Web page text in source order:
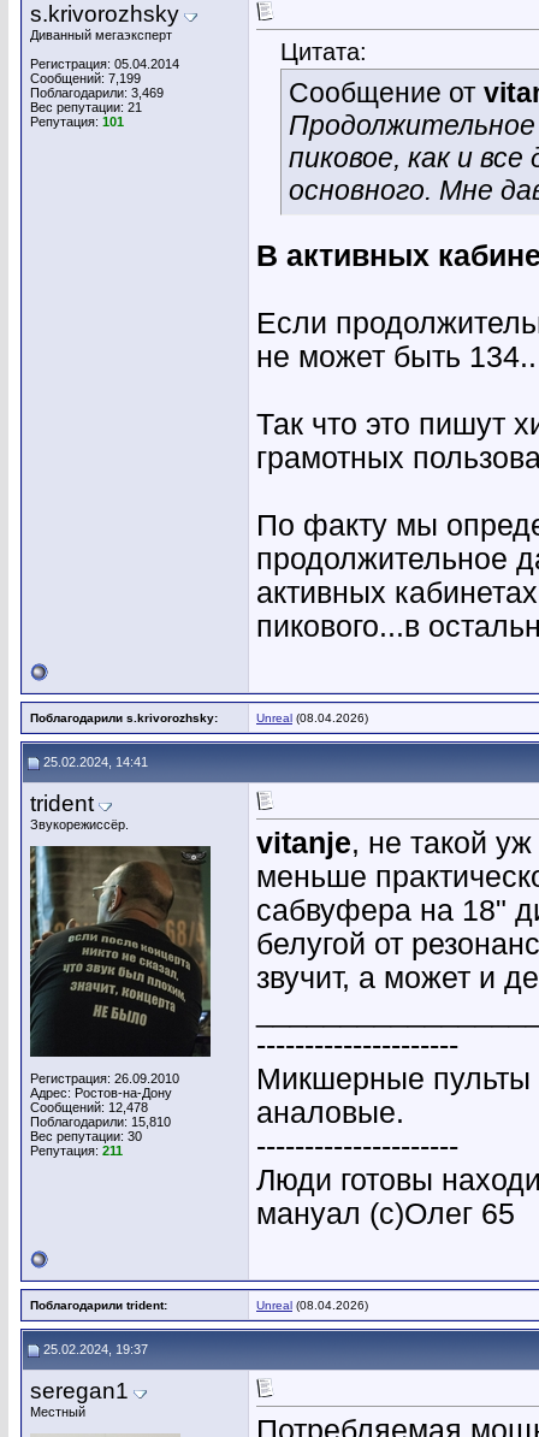
s.krivorozhsky
Диванный мегаэксперт
Регистрация: 05.04.2014
Сообщений: 7,199
Поблагодарили: 3,469
Вес репутации: 21
Репутация: 101
Цитата:
Сообщение от
Продолжительное
пиковое, как и
основного. Мне
В активных
Если
не может быть
Так что это пишут
грамотных
По факту мы
продолжительное
активных
пикового...в
Поблагодарили s.krivorozhsky: Unreal (08.04.2026)
25.02.2024, 14:41
trident
Звукорежиссёр.
Регистрация: 26.09.2010
Адрес: Ростов-на-Дону
Сообщений: 12,478
Поблагодарили: 15,810
Вес репутации: 30
Репутация: 211
vitanje, не такой
меньше
сабвуфера на 18"
белугой от
звучит, а может и
---------------------
Микшерные пульты
аналовые.
---------------------
Люди готовы
мануал (с)Олег 65
Поблагодарили trident: Unreal (08.04.2026)
25.02.2024, 19:37
seregan1
Местный